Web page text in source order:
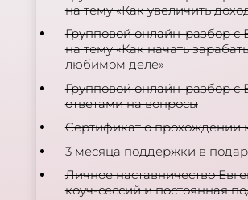
на тему «Как увеличить
Групповой онлайн-разбор с
на тему «Как начать
любимом деле»
Групповой онлайн-разбор с
ответами на вопросы
Сертификат о прохождении
3 месяца поддержки в
Личное наставничество
коуч-сессий и постоянная